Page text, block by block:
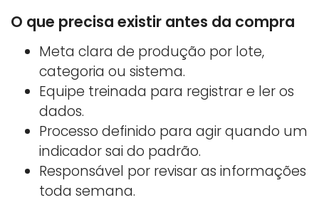
O que precisa existir antes da compra
Meta clara de produção por lote,
categoria ou sistema.
Equipe treinada para registrar e ler os
dados.
Processo definido para agir quando um
indicador sai do padrão.
Responsável por revisar as informações
toda semana.